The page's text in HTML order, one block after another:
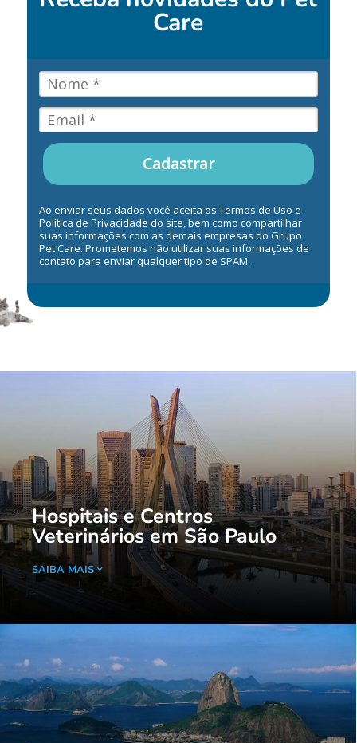
Care
Cadastrar
Ao enviar seus dados você aceita os Termos de Uso e
Política de Privacidade do site, bem como compartilhar
suas informações com as demais empresas do Grupo
Pet Care. Prometemos não utilizar suas informações de
contato para enviar qualquer tipo de SPAM.
Hospitais e Centros
Veterinários em São Paulo
SAIBA MAIS